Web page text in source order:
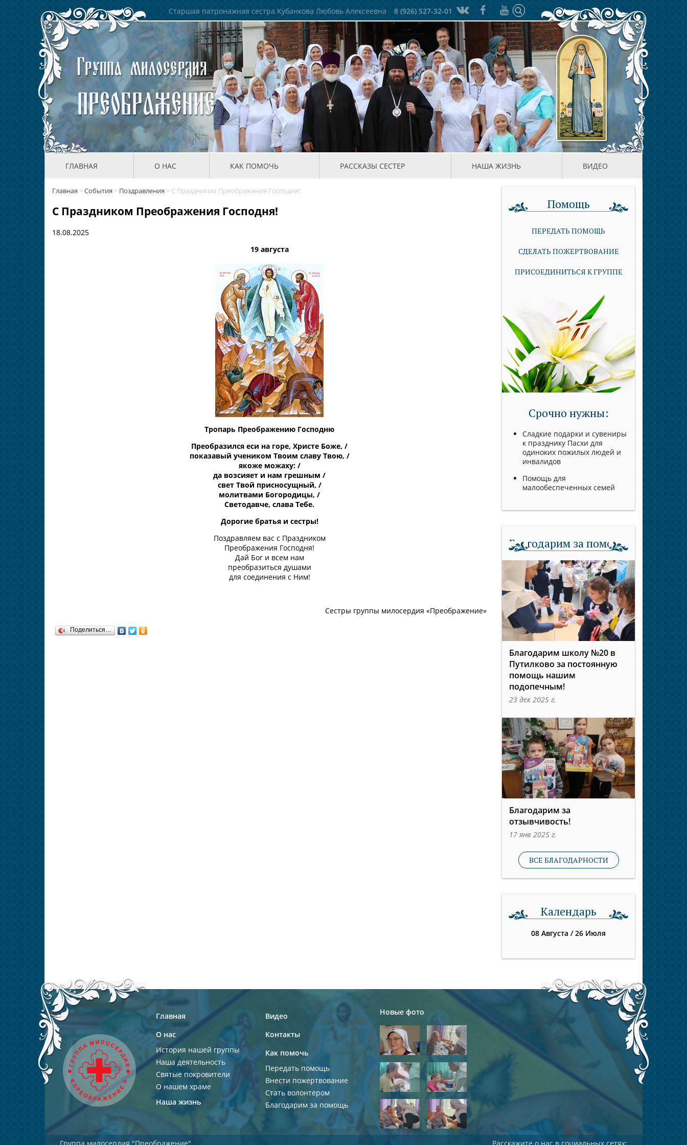
Старшая патронажная сестра Кубанкова Любовь Алексеевна 8 (926) 527-32-01
ГЛАВНАЯ О НАС КАК ПОМОЧЬ РАССКАЗЫ СЕСТЕР НАША ЖИЗНЬ ВИДЕО
Главная >События > Поздравления > С Праздником Преображения Господня!
С Праздником Преображения Господня!
18.08.2025
19 августа
Тропарь Преображению Господню
Преобразился еси на горе, Христе Боже, /
показавый учеником Твоим славу Твою, /
якоже можаху: /
да возсияет и нам грешным /
свет Твой присносущный, /
молитвами Богородицы, /
Светодавче, слава Тебе.
Дорогие братья и сестры!
Поздравляем вас с Праздником
Преображения Господня!
Дай Бог и всем нам
преобразиться душами
для соединения с Ним!
Сестры группы милосердия «Преображение»
Поделиться…
Помощь
ПЕРЕДАТЬ ПОМОЩЬ
СДЕЛАТЬ ПОЖЕРТВОВАНИЕ
ПРИСОЕДИНИТЬСЯ К ГРУППЕ
Срочно нужны:
Сладкие подарки и сувениры
к празднику Пасхи для
одиноких пожилых людей и
инвалидов
Помощь для
малообеспеченных семей
Благодарим за помощь
Благодарим школу №20 в
Путилково за постоянную
помощь нашим
подопечным!
23 дек 2025 г.
Благодарим за
отзывчивость!
17 янв 2025 г.
ВСЕ БЛАГОДАРНОСТИ
Календарь
08 Августа /26 Июля
Главная
О нас
История нашей группы
Наша деятельность
Святые покровители
О нашем храме
Наша жизнь
Видео
Контакты
Как помочь
Передать помощь
Внести пожертвование
Стать волонтером
Благодарим за помощь
Новые фото